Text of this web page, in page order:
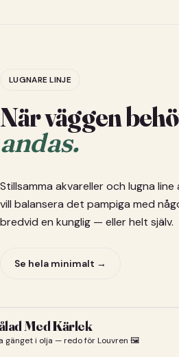
LUGNARE LINJE
När väggen
andas.
Stillsamma akvareller och lugna
vill balansera det pampiga med
bredvid en kunglig — eller helt själv.
Se hela minimalt →
Med Kärlek
gänget i olja — redo för Louvren 🖼️